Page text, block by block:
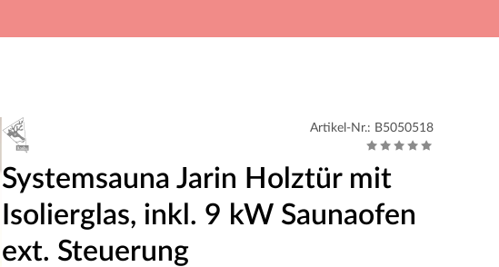
Artikel-Nr.: B5050518
Systemsauna Jarin Holztür mit
Isolierglas, inkl. 9 kW Saunaofen
ext. Steuerung